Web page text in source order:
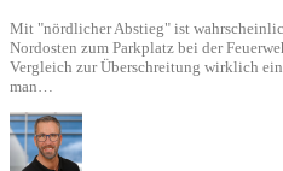
Mit "nördlicher Abstieg" ist
Nordosten zum Parkplatz bei der
Vergleich zur Überschreitung wirklich
man…